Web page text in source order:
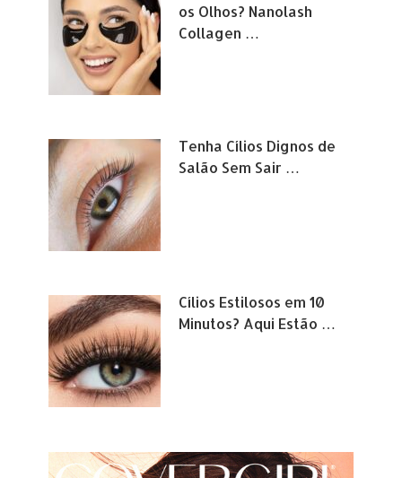
os Olhos? Nanolash
Collagen …
Tenha Cílios Dignos de
Salão Sem Sair …
Cílios Estilosos em 10
Minutos? Aqui Estão …